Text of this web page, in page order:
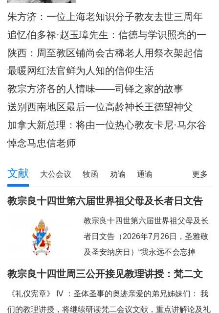
最早的老堂是其父母早年捐献的祖
也提供了一些史料。当时一点也没想
到日后还有机会探访张浦堂区。2025
年2月24—28日，应苏州教区徐宏根
主教的邀请，前去苏州教区主教公署
陪伴当地神父们避
朱方济：一位上海老知识分子教友去世三周年
追忆伯多禄·赵玉璋先生：信德与学识照亮的一
生
陕西：周至教区铺尚会古稀老人用祭衣架起信
仰与文化传承之桥
最暖网红法官鲜为人知的信仰生活
教宗方济各的人情味——司铎之家的故事
送别西南地区最后一位高龄神长王德望神父
加拿大新总理：将由一位热心教友卡尼·马尔谷
担任
悼念马忠信老师
更多
文献 大公会议 牧函 劝谕 通谕
文告 其它
教宗良十四世第六届世界祖父母及长者日文告
教宗良十四世第六届世界祖父母及长
者日文告（2026年7月26日，圣雅敬
及圣安纳庆日）“我永远不会忘掉
你。”（参阅：依四十九 15）亲爱的
的口，许诺祂永远都不会忘掉我们任
教宗良十四世周三公开接见教理讲授：梵二文
《礼仪宪章》 IV ：圣体圣事的奥迹亲爱的弟兄姊妹们： 我
们的教理讲授，将继续研读梵二会议文献，重点讲解论及礼